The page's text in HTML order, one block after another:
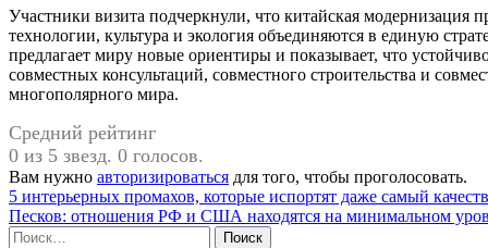
Участники визита подчеркнули, что китайская модернизация
технологии, культура и экология объединяются в единую
предлагает миру новые ориентиры и показывает, что
совместных консультаций, совместного строительства и
многополярного мира.
Средний рейтинг
0 из 5 звезд. 0 голосов.
Вам нужно авторизироваться для того, чтобы проголосовать.
Навигация
по
5 интерьерных промахов, которые испортят даже самый
Песков: отношения РФ и США находятся на минимальном
Найти: